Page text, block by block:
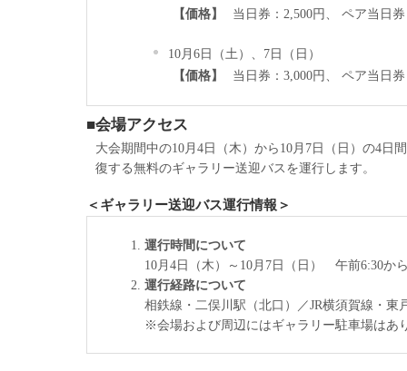
【価格】
当日券：2,500円、 ペア当日
10月6日（土）、7日（日）
【価格】
当日券：3,000円、 ペア当日
■会場アクセス
大会期間中の10月4日（木）から10月7日（日）の4日
復する無料のギャラリー送迎バスを運行します。
＜ギャラリー送迎バス運行情報＞
運行時間について
10月4日（木）～10月7日（日） 午前6:30か
運行経路について
相鉄線・二俣川駅（北口）／JR横須賀線・
※会場および周辺にはギャラリー駐車場はあ